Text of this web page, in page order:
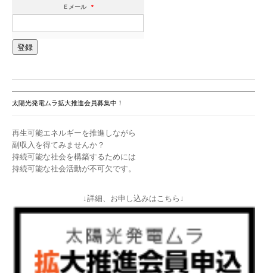
Ｅメール *
太陽光発電ムラ拡大推進会員募集中！
再生可能エネルギーを推進しながら
副収入を得てみませんか？
持続可能な社会を構築するためには
持続可能な社会活動が不可欠です。
↓詳細、お申し込みはこちら↓